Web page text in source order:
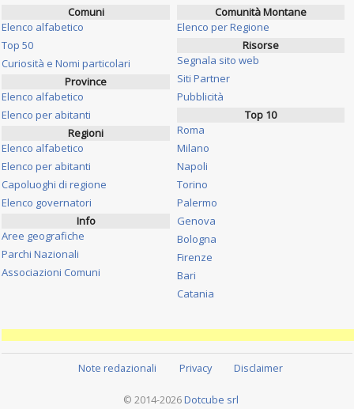
Comuni
Elenco alfabetico
Top 50
Curiosità e Nomi particolari
Province
Elenco alfabetico
Elenco per abitanti
Regioni
Elenco alfabetico
Elenco per abitanti
Capoluoghi di regione
Elenco governatori
Info
Aree geografiche
Parchi Nazionali
Associazioni Comuni
Comunità Montane
Elenco per Regione
Risorse
Segnala sito web
Siti Partner
Pubblicità
Top 10
Roma
Milano
Napoli
Torino
Palermo
Genova
Bologna
Firenze
Bari
Catania
Note redazionali Privacy Disclaimer
© 2014-2026 Dotcube srl